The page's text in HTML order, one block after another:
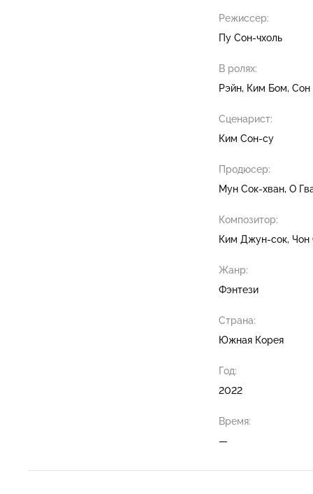
Режиссер:
Пу Сон-чхоль
В ролях:
Рэйн Ким Бом Сон
Сценарист:
Ким Сон-су
Продюсер:
Мун Сок-хван О
Композитор:
Ким Джун-сок Чон
Жанр:
Фэнтези
Страна:
Южная Корея
Год:
2022
Время:
—